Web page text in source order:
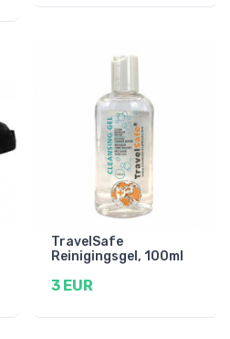
TravelSafe
Reinigingsgel, 100ml
3 EUR